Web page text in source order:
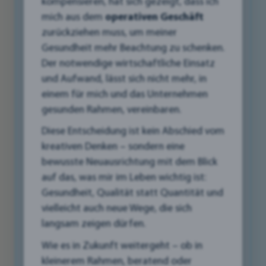
In einer Zeit, in der das Internet unser Leben
prägt und die meisten Menschen online nach
Produkten und Dienstleistungen suchen, ist eine
starke Online-Präsenz für regionale
Unternehmen hier in Liezen und unserem Bezirk
kein "Nice-to-have", sondern eine absolute
Notwendigkeit. Doch was bedeutet das konkret
Blick darauf, warum eine gut gepflegte Website
und aktive Social-Media-Kanäle für Ihr
regionales Geschäft so entscheidend sind. Wir
zeigen Ihnen, wie Sie durch gezielte Online-
Maßnahmen Ihre Sichtbarkeit in der Region
erhöhen, Vertrauen bei Ihren Kunden aufbauen
und Ihre lokale Gemeinschaft stärken können.
mich aus dem operativen Geschäft
zurückziehen muss, um meiner
Gesundheit mehr Beachtung zu schenken.
Der notwendige wirtschaftliche Einsatz
und Aufwand, lässt sich nicht mehr, in
einem für mich und das Unternehmen
gesunden Rahmen, vereinbaren.
Diese Entscheidung ist kein Abschied vom
kreativen Denken – sondern eine
bewusste Neuausrichtung mit dem Blick
auf das, was mir im Leben wichtig ist:
Gesundheit, Qualität statt Quantität und
vielleicht auch neue Wege, die sich
langsam zeigen dürfen.
Wie es in Zukunft weitergeht – ob in
kleinerem Rahmen, beratend oder